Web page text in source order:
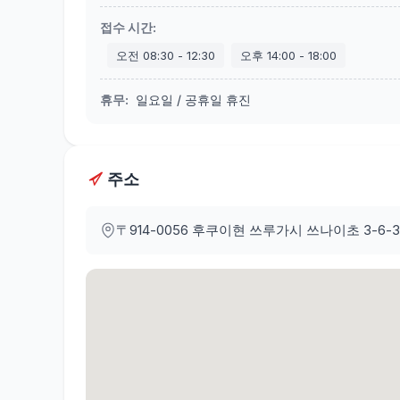
접수 시간:
오전 08:30 - 12:30 오후 14:00 - 18:00
휴무: 일요일 / 공휴일 휴진
주소
〒914-0056 후쿠이현 쓰루가시 쓰나이초 3-6-